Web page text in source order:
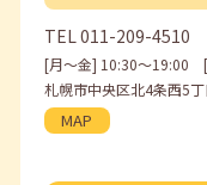
TEL011-209-4510
[月〜金] 10:30〜19:00
札幌市中央区北4条西5
MAP